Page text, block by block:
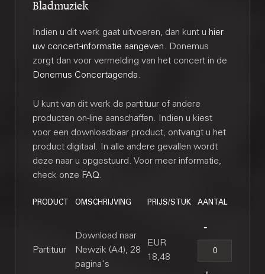
Bladmuziek
Indien u dit werk gaat uitvoeren, dan kunt u hier
uw concert-informatie aangeven. Donemus
zorgt dan voor vermelding van het concert in de
Donemus Concertagenda.
U kunt van dit werk de partituur of andere
producten on-line aanschaffen. Indien u kiest
voor een downloadbaar product, ontvangt u het
product digitaal. In alle andere gevallen wordt
deze naar u opgestuurd. Voor meer informatie,
check onze FAQ.
PRODUCT OMSCHRIJVING PRIJS/STUK AANTAL
Partituur
Download naar
Newzik (A4), 28
pagina's
EUR
18,48